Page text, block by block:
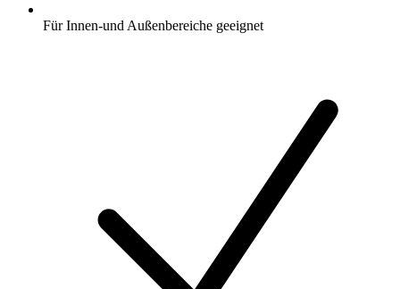
Für Innen-und Außenbereiche geeignet